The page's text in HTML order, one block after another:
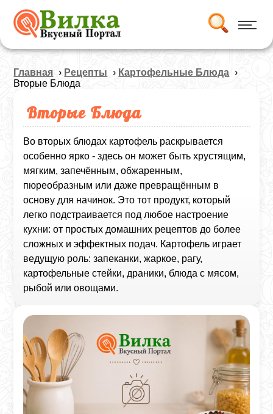
Главная › Рецепты › Картофельные Блюда ›
Вторые Блюда
Вторые Блюда
Во вторых блюдах картофель раскрывается
особенно ярко - здесь он может быть хрустящим,
мягким, запечённым, обжаренным,
пюреобразным или даже превращённым в
основу для начинок. Это тот продукт, который
легко подстраивается под любое настроение
кухни: от простых домашних рецептов до более
сложных и эффектных подач. Картофель играет
ведущую роль: запеканки, жаркое, рагу,
картофельные стейки, драники, блюда с мясом,
рыбой или овощами.